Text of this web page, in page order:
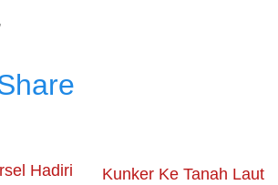
Hadiri
Kunker Ke Tanah Laut